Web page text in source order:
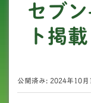
セブ
ト掲載
公開済み: 2024年10月